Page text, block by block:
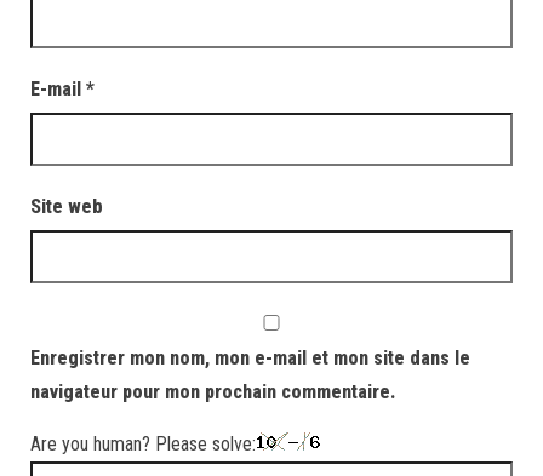
E-mail *
Site web
Enregistrer mon nom, mon e-mail et mon site dans le
navigateur pour mon prochain commentaire.
Are you human? Please solve: